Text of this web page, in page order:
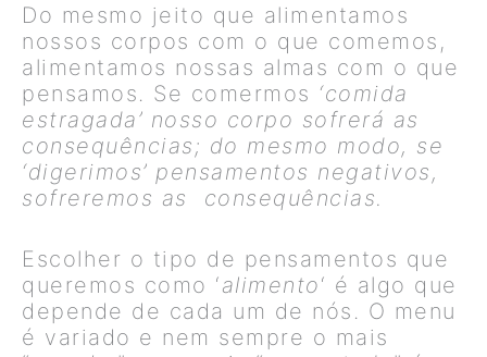
Do mesmo jeito que alimentamos
nossos corpos com o que comemos,
alimentamos nossas almas com o que
pensamos. Se comermos ‘comida
estragada’ nosso corpo sofrerá as
consequências; do mesmo modo, se
‘digerimos’ pensamentos negativos,
sofreremos as consequências.
Escolher o tipo de pensamentos que
queremos como ‘alimento‘ é algo que
depende de cada um de nós. O menu
é variado e nem sempre o mais